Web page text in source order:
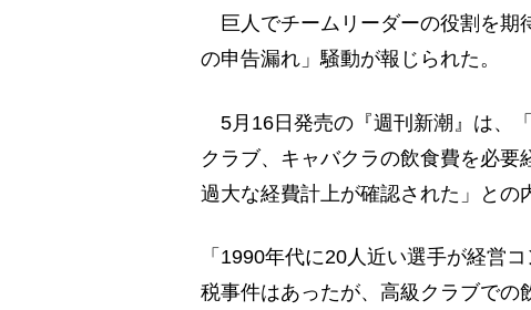
巨人でチームリーダーの役割を期
の申告漏れ」騒動が報じられた。
5月16日発売の『週刊新潮』は、
クラブ、キャバクラの飲食費を必
過大な経費計上が確認された」との
「1990年代に20人近い選手が経営
税事件はあったが、高級クラブでの